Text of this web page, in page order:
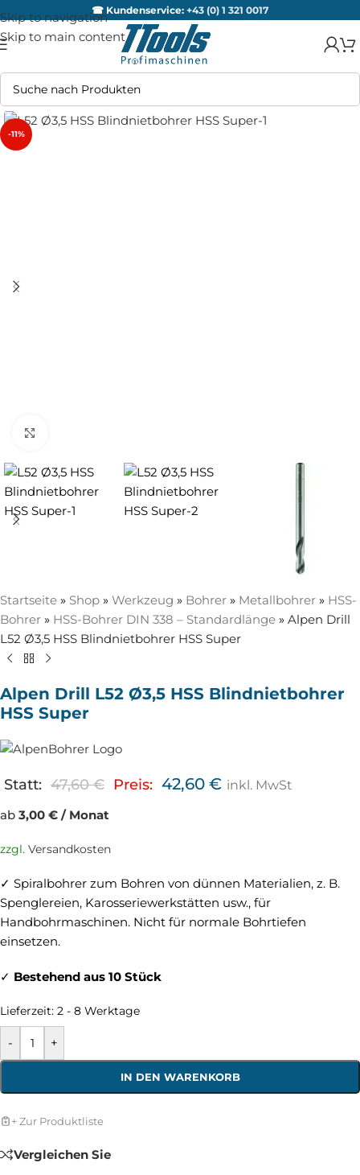
Skip to navigation
Skip to main content
☎ Kundenservice: +43 (0) 1 321 0017
-11%
Startseite » Shop » Werkzeug » Bohrer » Metallbohrer » HSS-
Bohrer » HSS-Bohrer DIN 338 – Standardlänge » Alpen Drill
L52 Ø3,5 HSS Blindnietbohrer HSS Super
Alpen Drill L52 Ø3,5 HSS Blindnietbohrer
HSS Super
Statt: 47,60€ Preis: 42,60 € inkl. MwSt
ab 3,00 € / Monat
zzgl. Versandkosten
✓ Spiralbohrer zum Bohren von dünnen Materialien, z. B.
Spenglereien, Karosseriewerkstätten usw., für
Handbohrmaschinen. Nicht für normale Bohrtiefen
einsetzen.
✓ Bestehend aus 10 Stück
Lieferzeit: 2 - 8 Werktage
- +
IN DEN WARENKORB
+ Zur Produktliste
Vergleichen Sie